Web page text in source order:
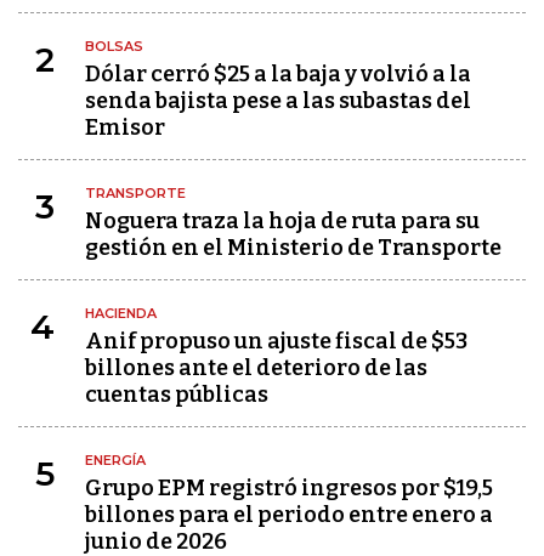
2 BOLSAS
Dólar cerró $25 a la baja y volvió a la
senda bajista pese a las subastas del
Emisor
3 TRANSPORTE
Noguera traza la hoja de ruta para su
gestión en el Ministerio de Transporte
4 HACIENDA
Anif propuso un ajuste fiscal de $53
billones ante el deterioro de las
cuentas públicas
5 ENERGÍA
Grupo EPM registró ingresos por $19,5
billones para el periodo entre enero a
junio de 2026